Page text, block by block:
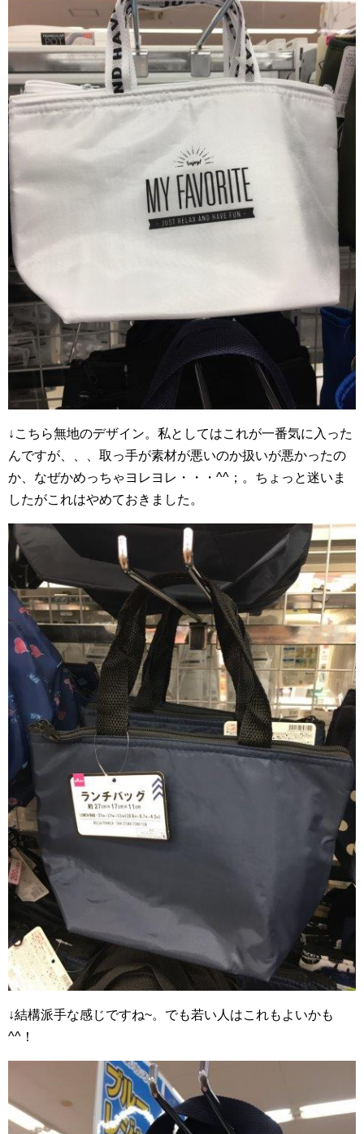
↓こちら無地のデザイン。私としてはこれが一番気に入った
んですが、、、取っ手が素材が悪いのか扱いが悪かったの
か、なぜかめっちゃヨレヨレ・・・^^；。ちょっと迷いま
したがこれはやめておきました。
↓結構派手な感じですね~。でも若い人はこれもよいかも
^^！